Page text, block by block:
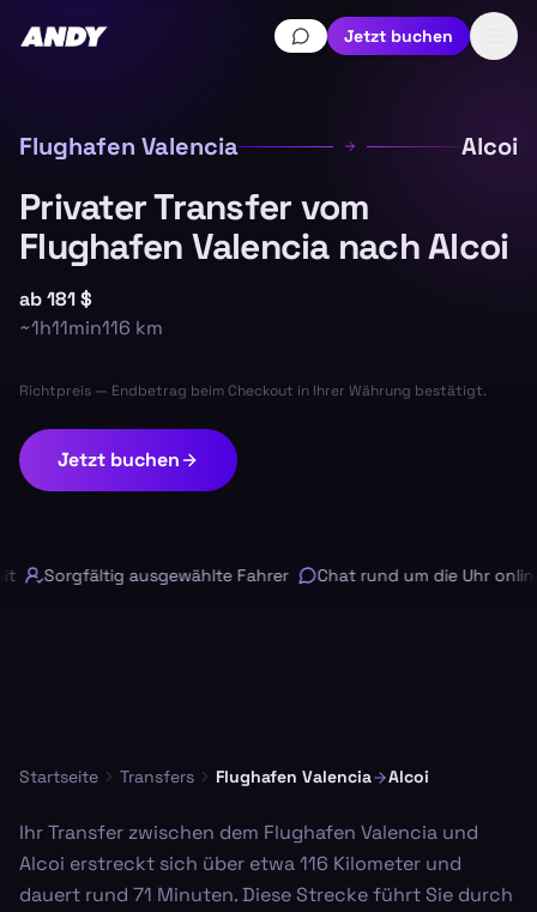
Jetzt buchen
Flughafen Valencia Alcoi
Privater Transfer vom
Flughafen Valencia nach Alcoi
ab181 $
~1h11min116 km
Richtpreis — Endbetrag beim Checkout in Ihrer Währung bestätigt.
Jetzt buchen
Sorgfältig ausgewählte Fahrer Chat rund um die Uhr online
Startseite Transfers Flughafen Valencia Alcoi
Ihr Transfer zwischen dem Flughafen Valencia und
Alcoi erstreckt sich über etwa 116 Kilometer und
dauert rund 71 Minuten. Diese Strecke führt Sie durch